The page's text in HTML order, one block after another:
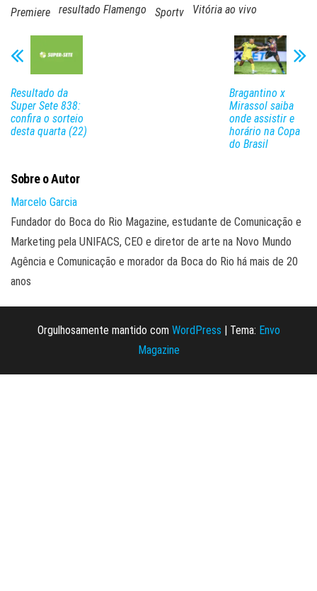
Premiere
resultado Flamengo Sportv Vitória ao vivo
Resultado da
Super Sete 838:
confira o sorteio
desta quarta (22)
Bragantino x
Mirassol saiba
onde assistir e
horário na Copa
do Brasil
Sobre o Autor
Marcelo Garcia
Fundador do Boca do Rio Magazine, estudante de Comunicação e
Marketing pela UNIFACS, CEO e diretor de arte na Novo Mundo
Agência e Comunicação e morador da Boca do Rio há mais de 20
anos
Orgulhosamente mantido com WordPress | Tema: Envo
Magazine